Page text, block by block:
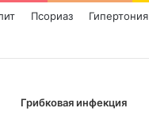
Псориаз Гипертония
Грибковая инфекция